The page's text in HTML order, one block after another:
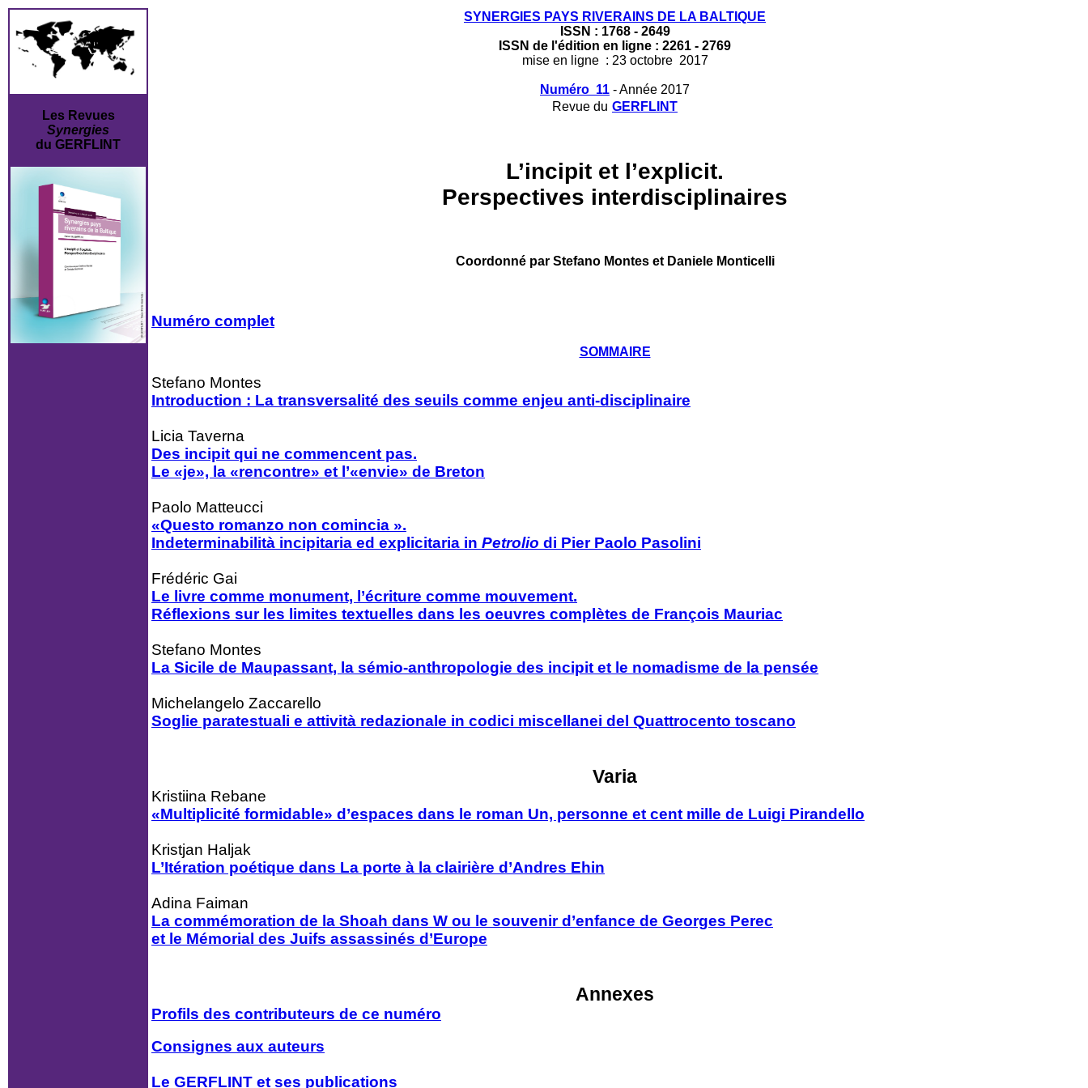
Les Revues
Synergies
du GERFLINT
SYNERGIES PAYS RIVERAINS DE LA BALTIQUE
ISSN : 1768 - 2649
ISSN de l'édition en ligne : 2261 - 2769
mise en ligne : 23 octobre 2017
Numéro 11 - Année 2017
Revue du GERFLINT
L’incipit et l’explicit.
Perspectives interdisciplinaires
Coordonné par Stefano Montes et Daniele Monticelli
Numéro complet
SOMMAIRE
Stefano Montes
Introduction : La transversalité des seuils comme enjeu anti-disciplinaire
Licia Taverna
Des incipit qui ne commencent pas.
Le «je», la «rencontre» et l’«envie» de Breton
Paolo Matteucci
«Questo romanzo non comincia ».
Indeterminabilità incipitaria ed explicitaria in Petrolio di Pier Paolo Pasolini
Frédéric Gai
Le livre comme monument, l’écriture comme mouvement.
Réflexions sur les limites textuelles dans les oeuvres complètes de François Mauriac
Stefano Montes
La Sicile de Maupassant, la sémio-anthropologie des incipit et le nomadisme de la pensée
Michelangelo Zaccarello
Soglie paratestuali e attività redazionale in codici miscellanei del Quattrocento toscano
Varia
Kristiina Rebane
«Multiplicité formidable» d’espaces dans le roman Un, personne et cent mille de Luigi Pirandello
Kristjan Haljak
L’Itération poétique dans La porte à la clairière d’Andres Ehin
Adina Faiman
La commémoration de la Shoah dans W ou le souvenir d’enfance de Georges Perec
et le Mémorial des Juifs assassinés d’Europe
Annexes
Profils des contributeurs de ce numéro
Consignes aux auteurs
Le GERFLINT et ses publications